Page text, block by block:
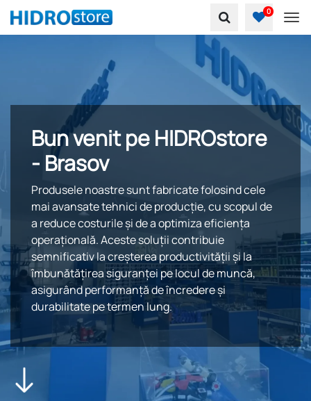
0
Bun venit pe HIDROstore
- Brasov
Produsele noastre sunt fabricate folosind cele
mai avansate tehnici de producție, cu scopul de
a reduce costurile și de a optimiza eficiența
operațională. Aceste soluții contribuie
semnificativ la creșterea productivității și la
îmbunătățirea siguranței pe locul de muncă,
asigurând performanță de încredere și
durabilitate pe termen lung.